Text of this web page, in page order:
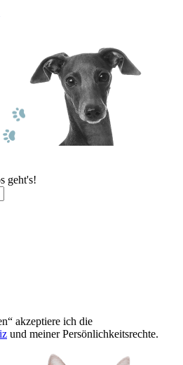
geht's!
akzeptiere ich die
und meiner Persönlichkeitsrechte.